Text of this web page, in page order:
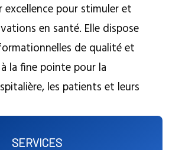
excellence pour stimuler et
en santé. Elle dispose
de qualité et
la fine pointe pour la
les patients et leurs
SERVICES